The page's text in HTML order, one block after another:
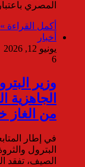
المصري
أكمل القراءة »
أخبار
يونيو 12, 2026
6
وزير
الجاهزية
من الغاز
في إطار
البترول
الصيف، تفقد